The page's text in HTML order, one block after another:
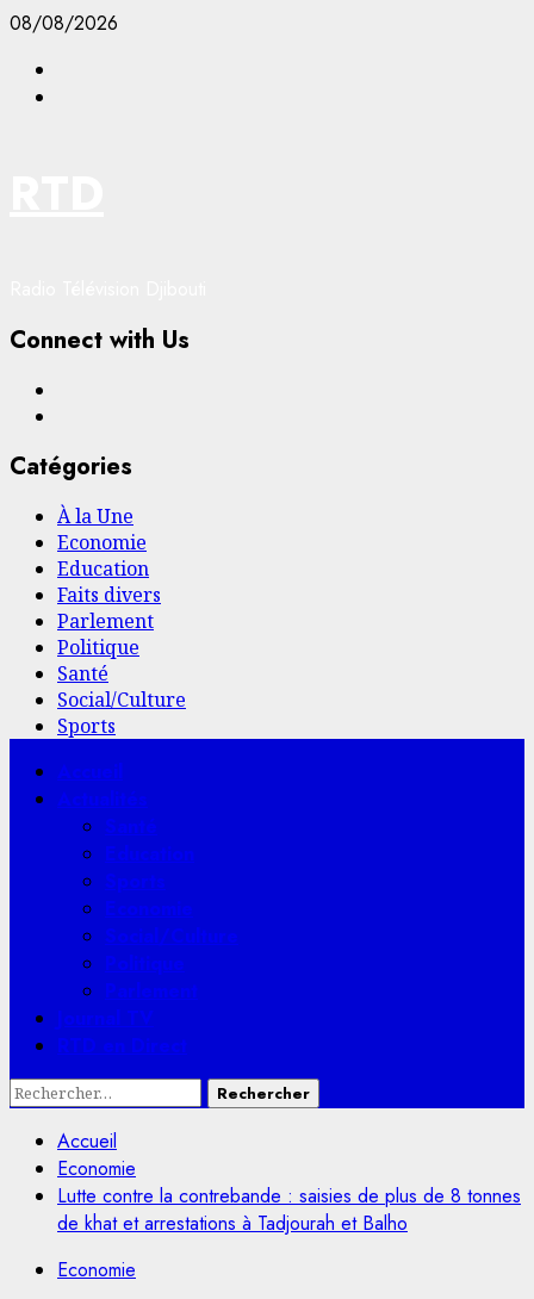
Aller
contenu
08/08/2026
Connect with Us
Catégories
À la Une
Economie
Education
Faits divers
Parlement
Politique
Santé
Social/Culture
Sports
Menu
principal
Accueil
Actualités
Santé
Education
Sports
Economie
Social/Culture
Politique
Parlement
Journal TV
RTD en Direct
Rechercher :
Accueil
Economie
Lutte contre la contrebande : saisies de plus de 8 tonnes
de khat et arrestations à Tadjourah et Balho
Economie